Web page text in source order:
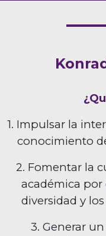
1. Impulsar la
conocimiento
2. Fomentar la
académica por
diversidad y
3. Generar